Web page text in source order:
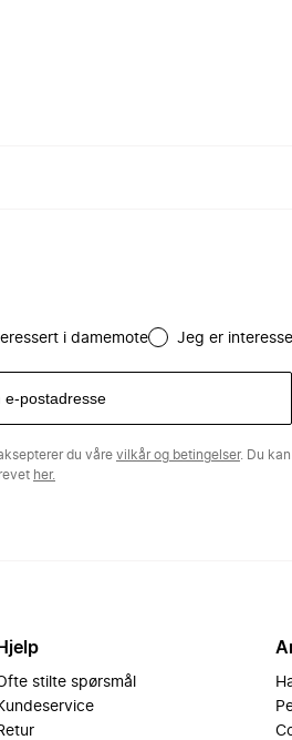
i damemote Jeg er
du våre vilkår og betingelser. Du
her.
Hjelp
stilte spørsmål